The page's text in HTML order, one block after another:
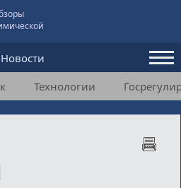
Новости
и мнения
Технологии